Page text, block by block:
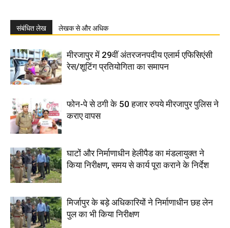
संबंधित लेख लेखक से और अधिक
मीरजापुर में 29वीं अंतरजनपदीय एलार्म एफिसिएंसी
रेस/शूटिंग प्रतियोगिता का समापन
फोन-पे से ठगी के 50 हजार रुपये मीरजापुर पुलिस ने
कराए वापस
घाटों और निर्माणाधीन हेलीपैड का मंडलायुक्त ने
किया निरीक्षण, समय से कार्य पूरा कराने के निर्देश
मिर्जापुर के बड़े अधिकारियों ने निर्माणाधीन छह लेन
पुल का भी किया निरीक्षण